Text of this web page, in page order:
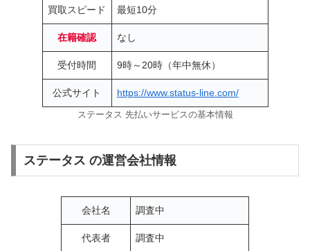
買取スピード 最短10分
在籍確認 なし
受付時間 9時～20時（年中無休）
公式サイト https://www.status-line.com/
ステータス 先払いサービスの基本情報
ステータス の運営会社情報
会社名 調査中
代表者 調査中